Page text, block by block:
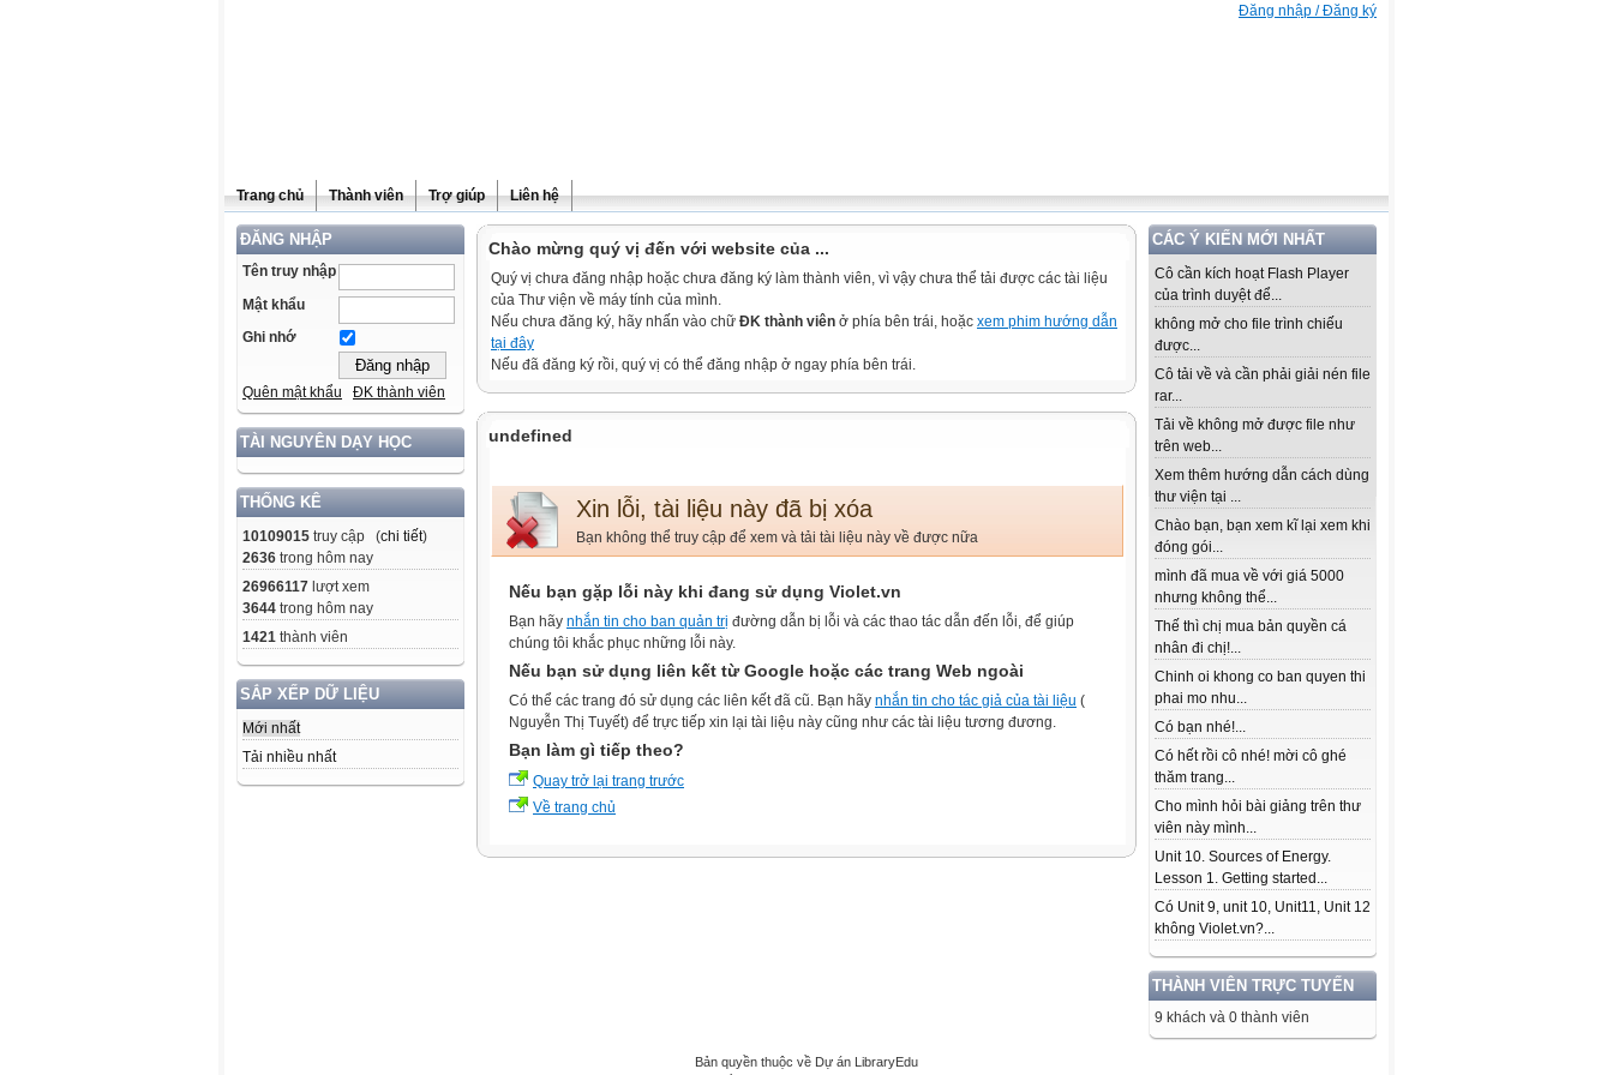
Đăng nhập / Đăng ký
Trang chủ Thành viên Trợ giúp Liên hệ
ĐĂNG NHẬP
Tên truy nhập
Mật khẩu
Ghi nhớ
Quên mật khẩu ĐK thành viên
TÀI NGUYÊN DẠY HỌC
THỐNG KÊ
10109015 truy cập (chi tiết)
2636 trong hôm nay
26966117 lượt xem
3644 trong hôm nay
1421 thành viên
SẮP XẾP DỮ LIỆU
Mới nhất
Tải nhiều nhất
CÁC Ý KIẾN MỚI NHẤT
Cô cần kích hoạt Flash Player
của trình duyệt để...
không mở cho file trình chiếu
được...
Cô tải về và cần phải giải nén file
rar...
Tải về không mở được file như
trên web...
Xem thêm hướng dẫn cách dùng
thư viện tại ...
Chào bạn, bạn xem kĩ lại xem khi
đóng gói...
mình đã mua về với giá 5000
nhưng không thể...
Thế thì chị mua bản quyền cá
nhân đi chị!...
Chinh oi khong co ban quyen thi
phai mo nhu...
Có bạn nhé!...
Có hết rồi cô nhé! mời cô ghé
thăm trang...
Cho mình hỏi bài giảng trên thư
viên này mình...
Unit 10. Sources of Energy.
Lesson 1. Getting started...
Có Unit 9, unit 10, Unit11, Unit 12
không Violet.vn?...
THÀNH VIÊN TRỰC TUYẾN
9 khách và 0 thành viên
Chào mừng quý vị đến với website của ...
Quý vị chưa đăng nhập hoặc chưa đăng ký làm thành viên, vì vậy chưa thể tải được các tài liệu
của Thư viện về máy tính của mình.
Nếu chưa đăng ký, hãy nhấn vào chữ ĐK thành viên ở phía bên trái, hoặc xem phim hướng dẫn
tại đây
Nếu đã đăng ký rồi, quý vị có thể đăng nhập ở ngay phía bên trái.
undefined
Xin lỗi, tài liệu này đã bị xóa
Bạn không thể truy cập để xem và tải tài liệu này về được nữa
Nếu bạn gặp lỗi này khi đang sử dụng Violet.vn
Bạn hãy nhắn tin cho ban quản trị đường dẫn bị lỗi và các thao tác dẫn đến lỗi, để giúp
chúng tôi khắc phục những lỗi này.
Nếu bạn sử dụng liên kết từ Google hoặc các trang Web ngoài
Có thể các trang đó sử dụng các liên kết đã cũ. Bạn hãy nhắn tin cho tác giả của tài liệu (
Nguyễn Thị Tuyết) để trực tiếp xin lại tài liệu này cũng như các tài liệu tương đương.
Bạn làm gì tiếp theo?
Quay trở lại trang trước
Về trang chủ
Bản quyền thuộc về Dự án LibraryEdu